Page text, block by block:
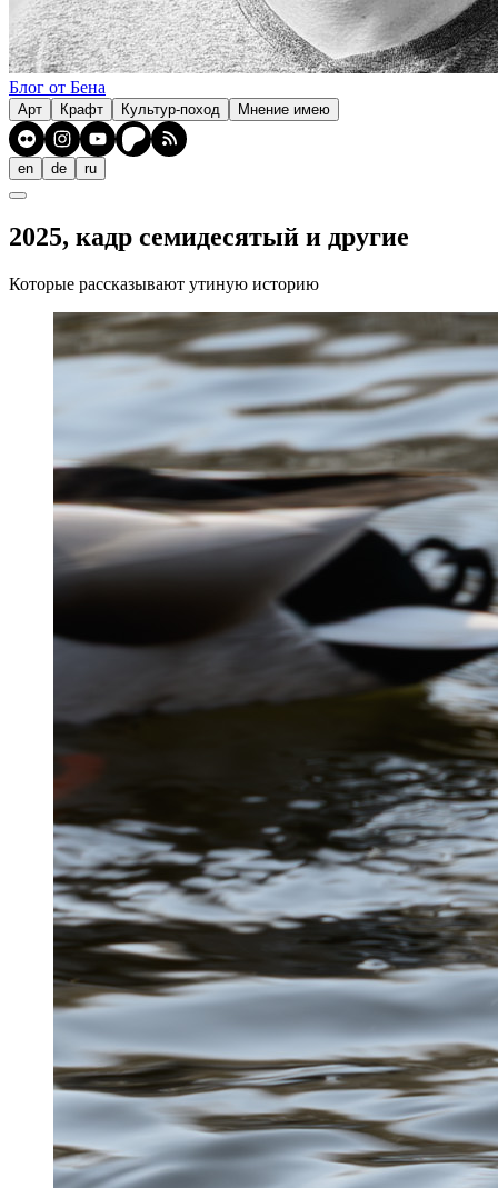
Блог от Бена
Арт Крафт Культур-поход Мнение имею
en de ru
2025, кадр семидесятый и другие
Которые рассказывают утиную историю